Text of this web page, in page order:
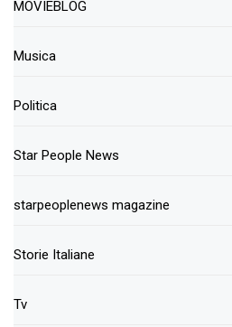
MOVIEBLOG
Musica
Politica
Star People News
starpeoplenews magazine
Storie Italiane
Tv